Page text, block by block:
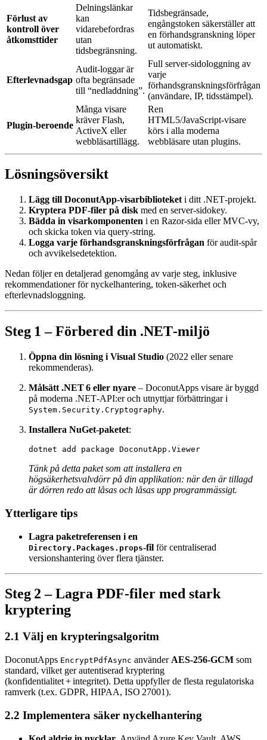
Förlust av
kontroll över
åtkomsttider
Delningslänkar
kan
vidarebefordras
utan
tidsbegränsning.
Tidsbegränsade,
engångstoken säkerställer att
en förhandsgranskning löper
ut automatiskt.
Efterlevnadsgap
Audit‑loggar är
ofta begränsade
till “nedladdning”.
Full server‑sidologgning av
varje
förhandsgranskningsförfrågan
(användare, IP, tidsstämpel).
Plugin‑beroende
Många visare
kräver Flash,
ActiveX eller
webbläsartillägg.
Ren
HTML5/JavaScript‑visare
körs i alla moderna
webbläsare utan plugins.
Lösningsöversikt
Lägg till DoconutApp‑visarbiblioteket i ditt .NET‑projekt.
Kryptera PDF‑filer på disk med en server‑sidokey.
Bädda in visarkomponenten i en Razor‑sida eller MVC‑vy,
och skicka token via query‑string.
Logga varje förhandsgranskningsförfrågan för audit‑spår
och avvikelsedetektion.
Nedan följer en detaljerad genomgång av varje steg, inklusive
rekommendationer för nyckelhantering, token‑säkerhet och
efterlevnadsloggning.
Steg 1 – Förbered din .NET‑miljö
Öppna din lösning i Visual Studio (2022 eller senare
rekommenderas).
Målsätt .NET 6 eller nyare – DoconutApps visare är byggd
på moderna .NET‑API:er och utnyttjar förbättringar i
System.Security.Cryptography.
Installera NuGet‑paketet:
Tänk på detta paket som att installera en
högsäkerhetsvalvdörr på din applikation: när den är tillagd
är dörren redo att låsas och låsas upp programmässigt.
Ytterligare tips
Lagra paketreferensen i en
Directory.Packages.props‑fil för centraliserad
versionshantering över flera tjänster.
Steg 2 – Lagra PDF‑filer med stark
kryptering
2.1 Välj en krypteringsalgoritm
DoconutApps EncryptPdfAsync använder AES‑256‑GCM som
standard, vilket ger autentiserad kryptering
(konfidentialitet + integritet). Detta uppfyller de flesta regulatoriska
ramverk (t.ex. GDPR, HIPAA, ISO 27001).
2.2 Implementera säker nyckelhantering